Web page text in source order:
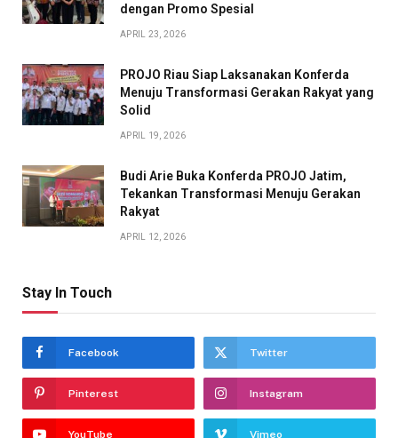
dengan Promo Spesial
APRIL 23, 2026
PROJO Riau Siap Laksanakan Konferda
Menuju Transformasi Gerakan Rakyat yang
Solid
APRIL 19, 2026
Budi Arie Buka Konferda PROJO Jatim,
Tekankan Transformasi Menuju Gerakan
Rakyat
APRIL 12, 2026
Stay In Touch
Facebook Twitter
Pinterest Instagram
YouTube Vimeo